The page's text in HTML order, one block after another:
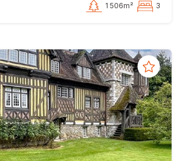
1 506m² 3